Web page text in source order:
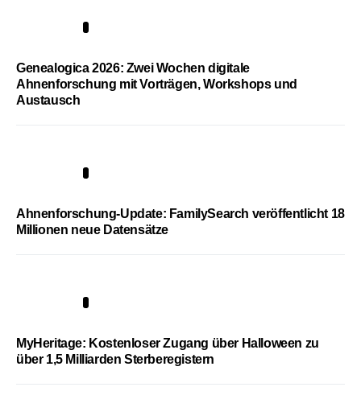
Genealogica 2026: Zwei Wochen digitale
Ahnenforschung mit Vorträgen, Workshops und
Austausch
Ahnenforschung-Update: FamilySearch veröffentlicht 18
Millionen neue Datensätze
MyHeritage: Kostenloser Zugang über Halloween zu
über 1,5 Milliarden Sterberegistern